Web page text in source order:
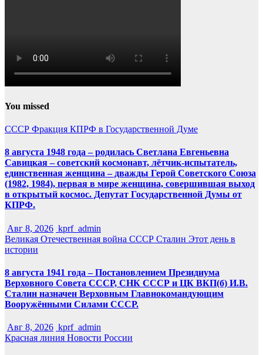
You missed
СССР Фракция КПРФ в Государственной Думе
8 августа 1948 года – родилась Светлана Евгеньевна
Савицкая – советский космонавт, лётчик-испытатель,
единственная женщина – дважды Герой Советского Союза
(1982, 1984), первая в мире женщина, совершившая выход
в открытый космос. Депутат Государственной Думы от
КПРФ.
Авг 8, 2026 kprf_admin
Великая Отечественная война СССР Сталин Этот день в
истории
8 августа 1941 года – Постановлением Президиума
Верховного Совета СССР, СНК СССР и ЦК ВКП(б) И.В.
Сталин назначен Верховным Главнокомандующим
Вооружёнными Силами СССР.
Авг 8, 2026 kprf_admin
Красная линия Новости России